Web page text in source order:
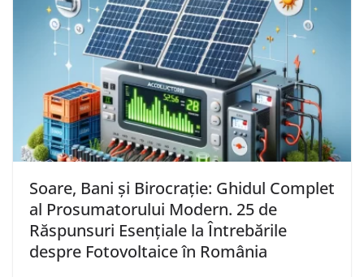
Soare, Bani și Birocrație: Ghidul Complet
al Prosumatorului Modern. 25 de
Răspunsuri Esențiale la Întrebările
despre Fotovoltaice în România